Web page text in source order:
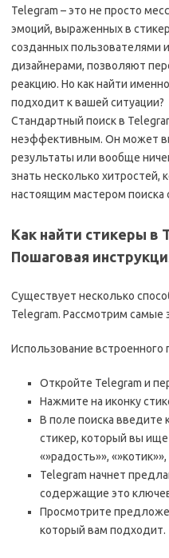
Telegram – это не просто
эмоций, выраженных в
созданных пользователями
дизайнерами, позволяют
реакцию. Но как найти
подходит к вашей ситуации?
Стандартный поиск в
неэффективным. Он может
результаты или вообще
знать несколько хитростей,
настоящим мастером поиска
Как найти стикеры в
Пошаговая
Существует несколько
Telegram. Рассмотрим
Использование встроенного
Откройте Telegram и
Нажмите на иконку
В поле поиска
стикер, который вы
«»радость»»,
Telegram начнет
содержащие это
Просмотрите
который вам подходит.